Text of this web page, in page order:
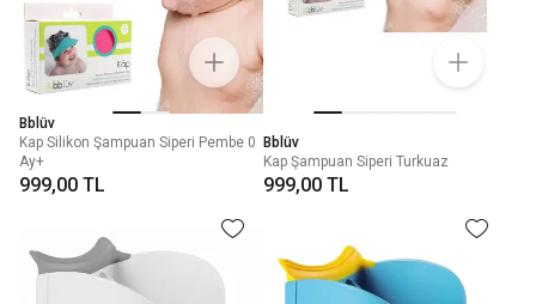
Bblüv
Kap Silikon Şampuan Siperi Pembe 0
Ay+
999,00 TL
Bblüv
Kap Şampuan Siperi Turkuaz
999,00 TL